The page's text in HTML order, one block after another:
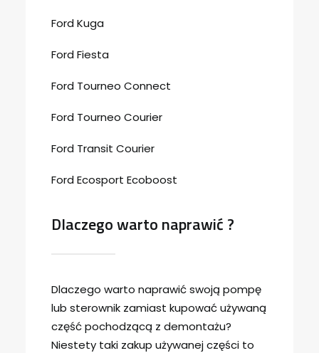
Ford Kuga
Ford Fiesta
Ford Tourneo Connect
Ford Tourneo Courier
Ford Transit Courier
Ford Ecosport Ecoboost
Dlaczego warto naprawić ?
Dlaczego warto naprawić swoją pompę
lub sterownik zamiast kupować używaną
część pochodzącą z demontażu?
Niestety taki zakup używanej części to